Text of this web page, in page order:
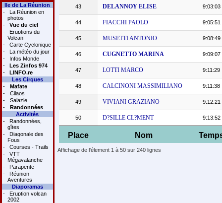
Ile de La Réunion
-
La Réunion en
photos
-
Vue du ciel
-
Eruptions du
Volcan
-
Carte Cyclonique
-
La météo du jour
-
Infos Monde
-
Les Zinfos 974
-
LINFO.re
Les Cirques
-
Mafate
-
Cilaos
-
Salazie
-
Randonnées
Activités
-
Randonnées,
gîtes
-
Diagonale des
Fous
-
Courses - Trails
-
VTT
Mégavalanche
-
Parapente
-
Réunion
Aventures
Diaporamas
-
Eruption volcan
2002
Place Nom
43 DELANNOY ELISE 9:03:03
44 FIACCHI PAOLO 9:05:51
45 MUSETTI ANTONIO 9:08:49
46 CUGNETTO MARINA 9:09:07
47 LOTTI MARCO 9:11:29
48 CALCINONI MASSIMILIANO 9:11:38
49 VIVIANI GRAZIANO 9:12:21
50 D?SILLE CL?MENT 9:13:52
Affichage de l'élement 1 à 50 sur 240 lignes